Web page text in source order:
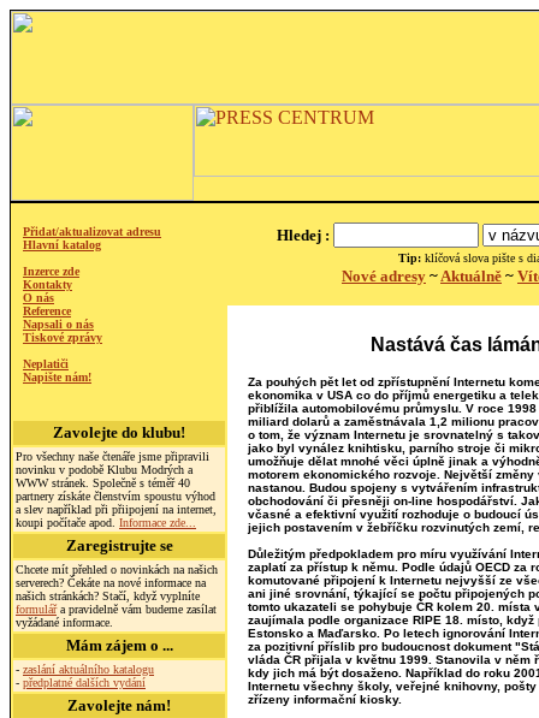
Přidat/aktualizovat adresu
Hlavní katalog
Inzerce zde
Kontakty
O nás
Reference
Napsali o nás
Tiskové zprávy
Neplatiči
Napište nám!
Zavolejte do klubu!
Pro všechny naše čtenáře jsme připravili
novinku v podobě Klubu Modrých a
WWW stránek. Společně s téměř 40
partnery získáte členstvím spoustu výhod
a slev například při přiipojení na internet,
koupi počítače apod. Informace zde...
Zaregistrujte se
Chcete mít přehled o novinkách na našich
serverech? Čekáte na nové informace na
našich stránkách? Stačí, když vyplníte
formulářa pravidelně vám budeme zasílat
vyžádané informace.
Mám zájem o ...
- zaslání aktuálního katalogu
- předplatné dalších vydání
Zavolejte nám!
Hledej :
Tip:klíčová slova pište s
Nové adresy ~Aktuálně ~
Nastává čas
Za pouhých pět let od zpřístupnění Internetu
ekonomika v USA co do příjmů energetiku a
přiblížila automobilovému průmyslu. V roce
miliard dolarů a zaměstnávala 1,2 milionu
o tom, že význam Internetu je srovnatelný s
jako byl vynález knihtisku, parního stroje či
umožňuje dělat mnohé věci úplně jinak a
motorem ekonomického rozvoje. Největší
nastanou. Budou spojeny s vytvářením
obchodování či přesněji on-line hospodářství.
včasné a efektivní využití rozhoduje o budoucí
jejich postavením v žebříčku rozvinutých zemí,
Důležitým předpokladem pro míru využívání
zaplatí za přístup k němu. Podle údajů OECD za
komutované připojení k Internetu nejvyšší ze
ani jiné srovnání, týkající se počtu připojených
tomto ukazateli se pohybuje ČR kolem 20. místa
zaujímala podle organizace RIPE 18. místo,
Estonsko a Maďarsko. Po letech ignorování
za pozitivní příslib pro budoucnost dokument
vláda ČR přijala v květnu 1999. Stanovila v něm
kdy jich má být dosaženo. Například do roku
Internetu všechny školy, veřejné knihovny,
zřízeny informační kiosky.